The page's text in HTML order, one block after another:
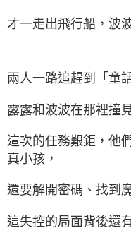
才一走出飛行船，
兩人一路追趕到「童
露露和波波在那裡撞
這次的任務艱鉅，他
真小孩，
還要解開密碼、找
這失控的局面背後還